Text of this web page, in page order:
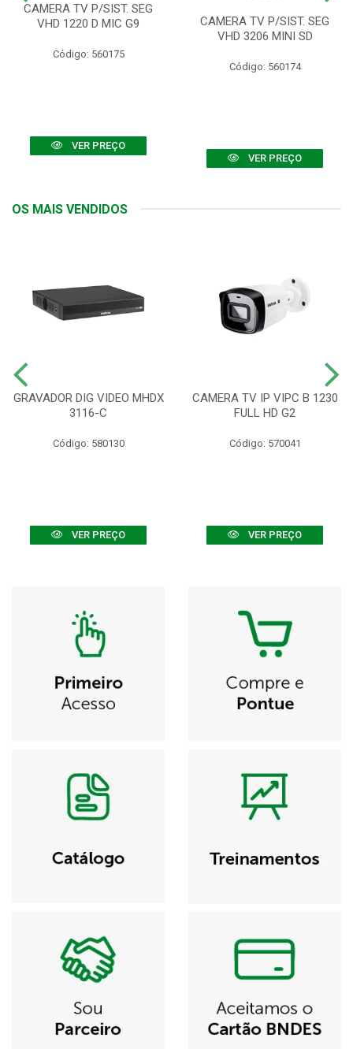
CAMERA TV P/SIST. SEG
VHD 1220 D MIC G9
Código: 560175
VER PREÇO
CAMERA TV P/SIST. SEG
VHD 3206 MINI SD
Código: 560174
VER PREÇO
OS MAIS VENDIDOS
GRAVADOR DIG VIDEO MHDX
3116-C
Código: 580130
VER PREÇO
CAMERA TV IP VIPC B 1230
FULL HD G2
Código: 570041
VER PREÇO